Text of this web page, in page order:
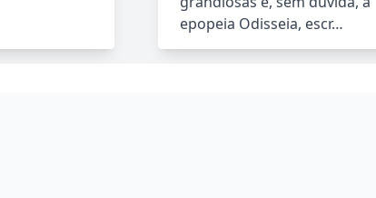
epopeia Odisseia, escr…